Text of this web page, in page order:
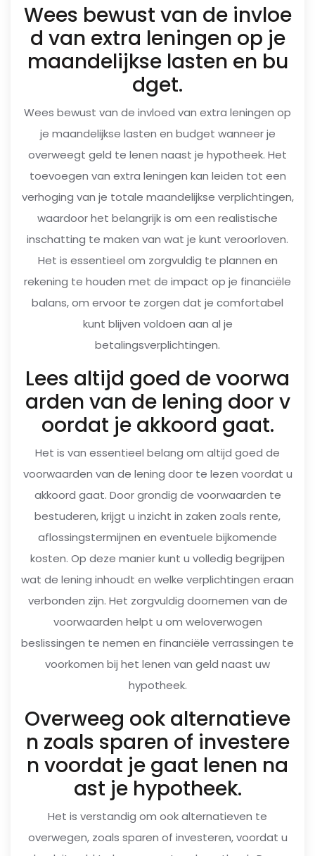
Wees bewust van de invloe
d van extra leningen op je
maandelijkse lasten en bu
dget.
Wees bewust van de invloed van extra leningen op
je maandelijkse lasten en budget wanneer je
overweegt geld te lenen naast je hypotheek. Het
toevoegen van extra leningen kan leiden tot een
verhoging van je totale maandelijkse verplichtingen,
waardoor het belangrijk is om een realistische
inschatting te maken van wat je kunt veroorloven.
Het is essentieel om zorgvuldig te plannen en
rekening te houden met de impact op je financiële
balans, om ervoor te zorgen dat je comfortabel
kunt blijven voldoen aan al je
betalingsverplichtingen.
Lees altijd goed de voorwa
arden van de lening door v
oordat je akkoord gaat.
Het is van essentieel belang om altijd goed de
voorwaarden van de lening door te lezen voordat u
akkoord gaat. Door grondig de voorwaarden te
bestuderen, krijgt u inzicht in zaken zoals rente,
aflossingstermijnen en eventuele bijkomende
kosten. Op deze manier kunt u volledig begrijpen
wat de lening inhoudt en welke verplichtingen eraan
verbonden zijn. Het zorgvuldig doornemen van de
voorwaarden helpt u om weloverwogen
beslissingen te nemen en financiële verrassingen te
voorkomen bij het lenen van geld naast uw
hypotheek.
Overweeg ook alternatieve
n zoals sparen of investere
n voordat je gaat lenen na
ast je hypotheek.
Het is verstandig om ook alternatieven te
overwegen, zoals sparen of investeren, voordat u